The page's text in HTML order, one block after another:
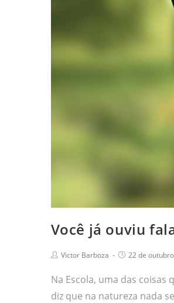
Você já ouviu
Victor Barboza 22 de
Na Escola, uma das coisas
diz que na natureza nada